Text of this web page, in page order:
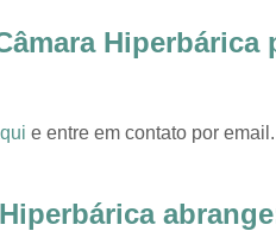
e entre em contato por email.